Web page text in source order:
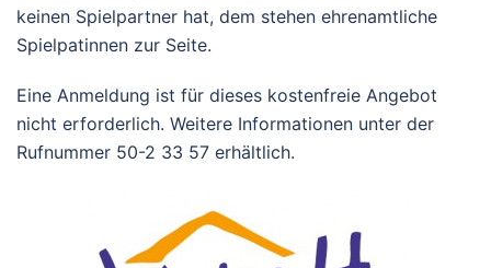
keinen Spielpartner hat, dem stehen ehrenamtliche
Spielpatinnen zur Seite.
Eine Anmeldung ist für dieses kostenfreie Angebot
nicht erforderlich. Weitere Informationen unter der
Rufnummer 50-2 33 57 erhältlich.